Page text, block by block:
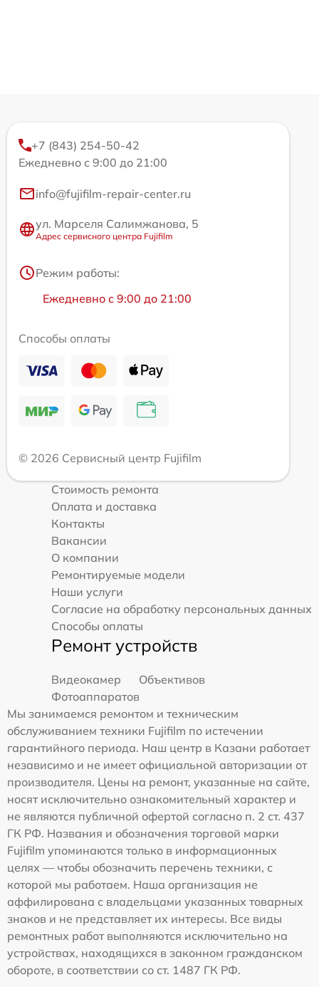
+7 (843) 254-50-42
Ежедневно с 9:00 до 21:00
info@fujifilm-repair-center.ru
ул. Марселя Салимжанова, 5
Адрес сервисного центра Fujifilm
Режим работы:
Ежедневно с 9:00 до 21:00
Способы оплаты
© 2026 Сервисный центр Fujifilm
Стоимость ремонта
Оплата и доставка
Контакты
Вакансии
О компании
Ремонтируемые модели
Наши услуги
Согласие на обработку персональных данных
Способы оплаты
Ремонт устройств
Видеокамер
Объективов
Фотоаппаратов
Мы занимаемся ремонтом и техническим
обслуживанием техники Fujifilm по истечении
гарантийного периода. Наш центр в Казани работает
независимо и не имеет официальной авторизации от
производителя. Цены на ремонт, указанные на сайте,
носят исключительно ознакомительный характер и
не являются публичной офертой согласно п. 2 ст. 437
ГК РФ. Названия и обозначения торговой марки
Fujifilm упоминаются только в информационных
целях — чтобы обозначить перечень техники, с
которой мы работаем. Наша организация не
аффилирована с владельцами указанных товарных
знаков и не представляет их интересы. Все виды
ремонтных работ выполняются исключительно на
устройствах, находящихся в законном гражданском
обороте, в соответствии со ст. 1487 ГК РФ.